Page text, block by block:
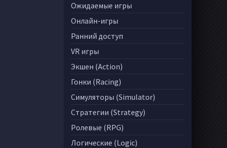
Ожидаемые игры
Онлайн-игры
Ранний доступ
VR игры
Экшен (Action)
Гонки (Racing)
Симуляторы (Simulator)
Стратегии (Strategy)
Ролевые (RPG)
Логические (Logic)